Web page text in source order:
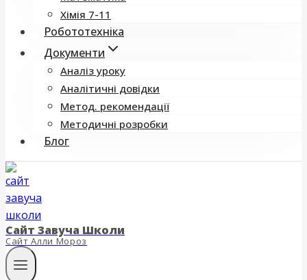
Хімія 7-11
Робототехніка
Документи
Аналіз уроку
Аналітичні довідки
Метод. рекомендації
Методичні розробки
Блог
Сайт Завуча Школи
Сайт Алли Мороз